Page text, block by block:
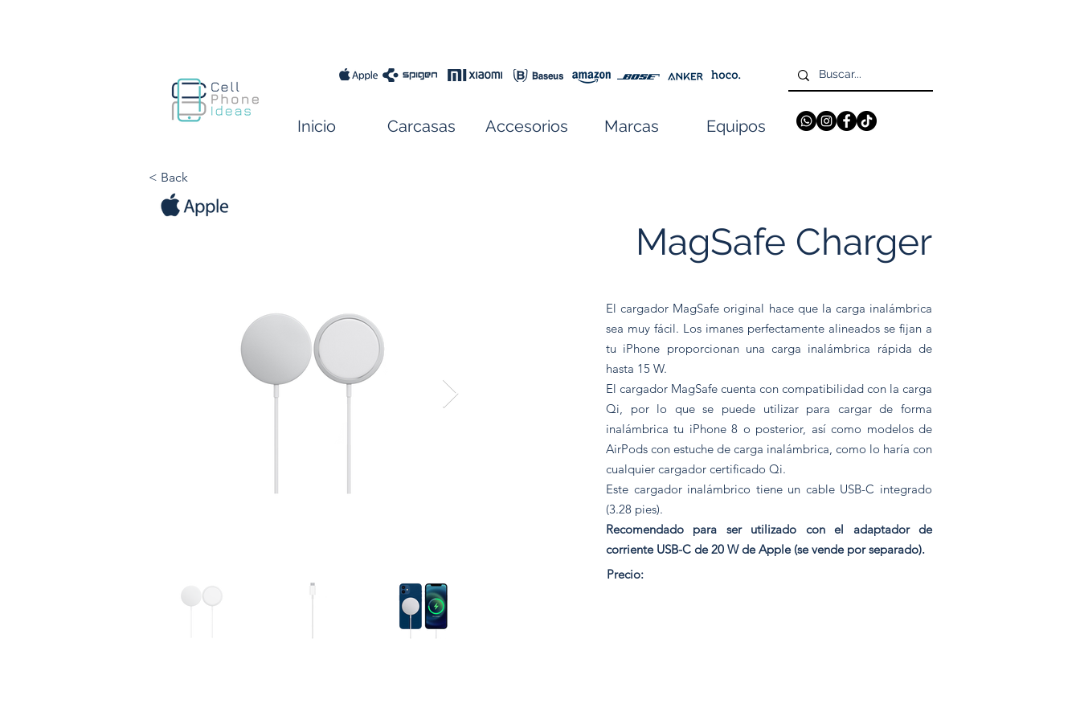
< Back
MagSafe Charger
El cargador MagSafe original hace que la carga inalámbrica
sea muy fácil. Los imanes perfectamente alineados se fijan a
tu iPhone proporcionan una carga inalámbrica rápida de
hasta 15 W.
El cargador MagSafe cuenta con compatibilidad con la carga
Qi, por lo que se puede utilizar para cargar de forma
inalámbrica tu iPhone 8 o posterior, así como modelos de
AirPods con estuche de carga inalámbrica, como lo haría con
cualquier cargador certificado Qi.
Este cargador inalámbrico tiene un cable USB-C integrado
(3.28 pies).
Recomendado para ser utilizado con el adaptador de
corriente USB-C de 20 W de Apple (se vende por separado).
Precio:
Inicio Carcasas Accesorios Marcas Equipos